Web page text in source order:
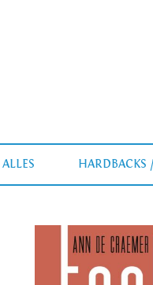
ALLES HARDBACKS